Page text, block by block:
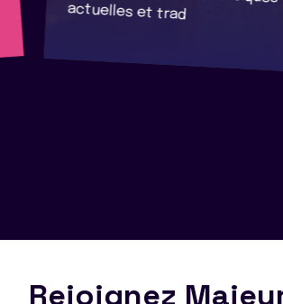
actuelles et trad
Rejoignez